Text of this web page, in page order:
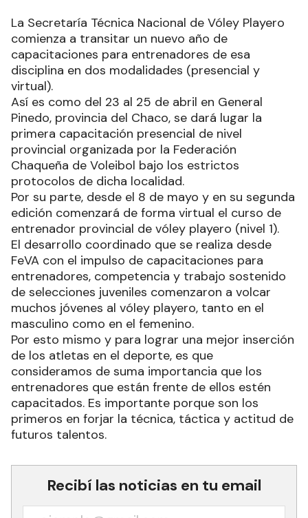
La Secretaría Técnica Nacional de Vóley Playero
comienza a transitar un nuevo año de
capacitaciones para entrenadores de esa
disciplina en dos modalidades (presencial y
virtual).
Así es como del 23 al 25 de abril en General
Pinedo, provincia del Chaco, se dará lugar la
primera capacitación presencial de nivel
provincial organizada por la Federación
Chaqueña de Voleibol bajo los estrictos
protocolos de dicha localidad.
Por su parte, desde el 8 de mayo y en su segunda
edición comenzará de forma virtual el curso de
entrenador provincial de vóley playero (nivel 1).
El desarrollo coordinado que se realiza desde
FeVA con el impulso de capacitaciones para
entrenadores, competencia y trabajo sostenido
de selecciones juveniles comenzaron a volcar
muchos jóvenes al vóley playero, tanto en el
masculino como en el femenino.
Por esto mismo y para lograr una mejor inserción
de los atletas en el deporte, es que
consideramos de suma importancia que los
entrenadores que están frente de ellos estén
capacitados. Es importante porque son los
primeros en forjar la técnica, táctica y actitud de
futuros talentos.
Recibí las noticias en tu email